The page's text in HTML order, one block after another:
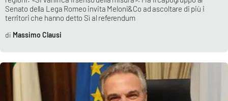
Food
Storie
NETWORK
Lacplay.it
Senato della Lega Romeo invita Meloni&Co ad ascoltare di più i
territori che hanno detto Sì al referendum
Massimo Clausi